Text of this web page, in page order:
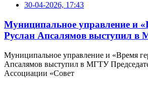
30-04-2026, 17:43
Муниципальное управление и
Руслан Апсалямов выступил в
Муниципальное управление и «Время
Апсалямов выступил в МГТУ
Ассоциации «Совет